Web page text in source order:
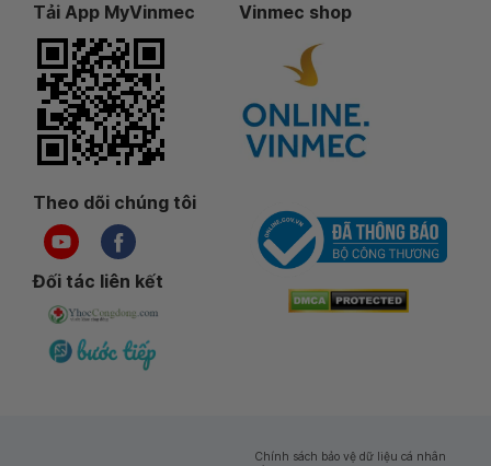
Tải App MyVinmec Vinmec shop
Theo dõi chúng tôi
Đối tác liên kết
Chính sách bảo vệ dữ liệu cá nhân